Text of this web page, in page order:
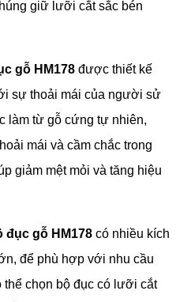
giữ lưỡi cắt sắc bén
gỗ HM178 được thiết kế
sự thoải mái của người sử
làm từ gỗ cứng tự nhiên,
mái và cầm chắc trong
giảm mệt mỏi và tăng hiệu
đục gỗ HM178 có nhiều kích
để phù hợp với nhu cầu
chọn bộ đục có lưỡi cắt